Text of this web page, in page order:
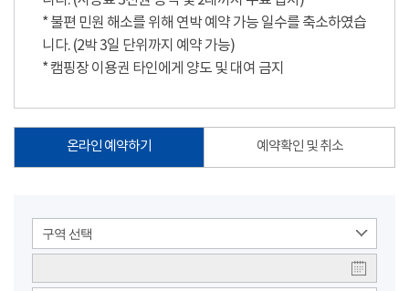
* 불편 민원 해소를 위해 연박 예약 가능 일수를 축소하였습
니다. (2박 3일 단위까지 예약 가능)
* 캠핑장 이용권 타인에게 양도 및 대여 금지
온라인 예약하기 예약확인 및 취소
구역 선택